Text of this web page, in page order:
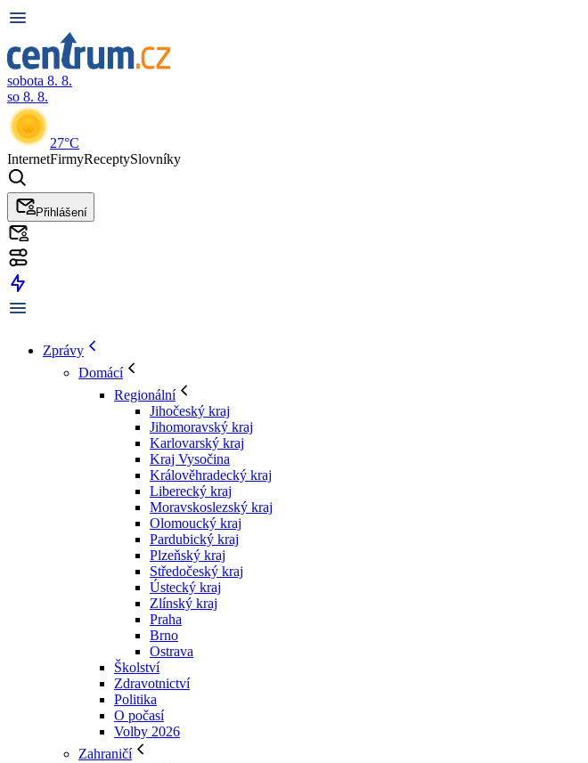
sobota 8. 8.
so 8. 8.
27°C
InternetFirmyReceptySlovníky
Přihlášení
Zprávy
Domácí
Regionální
Jihočeský kraj
Jihomoravský kraj
Karlovarský kraj
Kraj Vysočina
Králověhradecký kraj
Liberecký kraj
Moravskoslezský kraj
Olomoucký kraj
Pardubický kraj
Plzeňský kraj
Středočeský kraj
Ústecký kraj
Zlínský kraj
Praha
Brno
Ostrava
Školství
Zdravotnictví
Politika
O počasí
Volby 2026
Zahraničí